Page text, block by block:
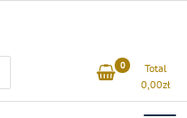
0
Total
0,00zł